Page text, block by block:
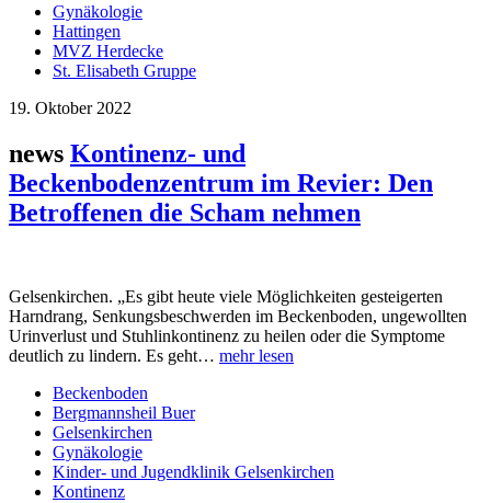
Gynäkologie
Hattingen
MVZ Herdecke
St. Elisabeth Gruppe
19. Oktober 2022
news Kontinenz- und
Beckenbodenzentrum im Revier: Den
Betroffenen die Scham nehmen
Gelsenkirchen. „Es gibt heute viele Möglichkeiten gesteigerten
Harn­drang, Senkungsbeschwerden im Beckenboden, ungewollten
Urinverlust und Stuhlin­kontinenz zu heilen oder die Symptome
deutlich zu lindern. Es geht… mehr lesen
Beckenboden
Bergmannsheil Buer
Gelsenkirchen
Gynäkologie
Kinder- und Jugendklinik Gelsenkirchen
Kontinenz